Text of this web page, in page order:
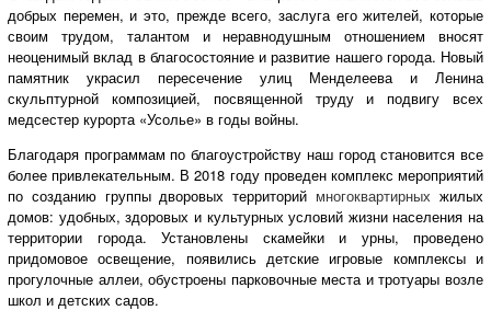
добрых перемен, и это, прежде всего, заслуга его жителей, которые
своим трудом, талантом и неравнодушным отношением вносят
неоценимый вклад в благосостояние и развитие нашего города. Новый
памятник украсил пересечение улиц Менделеева и Ленина
скульптурной композицией, посвященной труду и подвигу всех
медсестер курорта «Усолье» в годы войны.
Благодаря программам по благоустройству наш город становится все
более привлекательным. В 2018 году проведен комплекс мероприятий
по созданию группы дворовых территорий многоквартирных жилых
домов: удобных, здоровых и культурных условий жизни населения на
территории города. Установлены скамейки и урны, проведено
придомовое освещение, появились детские игровые комплексы и
прогулочные аллеи, обустроены парковочные места и тротуары возле
школ и детских садов.